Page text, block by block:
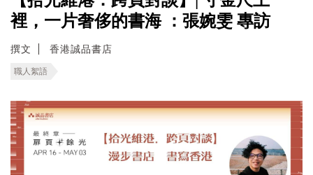
裡，一片奢侈的書海 ：張婉雯 專訪
撰文 香港誠品書店
職人絮語